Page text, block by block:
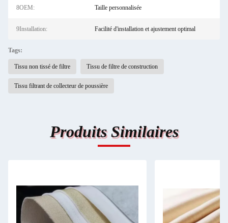
8OEM: Taille personnalisée
9Installation: Facilité d'installation et ajustement optimal
Tags:
Tissu non tissé de filtre Tissu de filtre de construction
Tissu filtrant de collecteur de poussière
Produits Similaires